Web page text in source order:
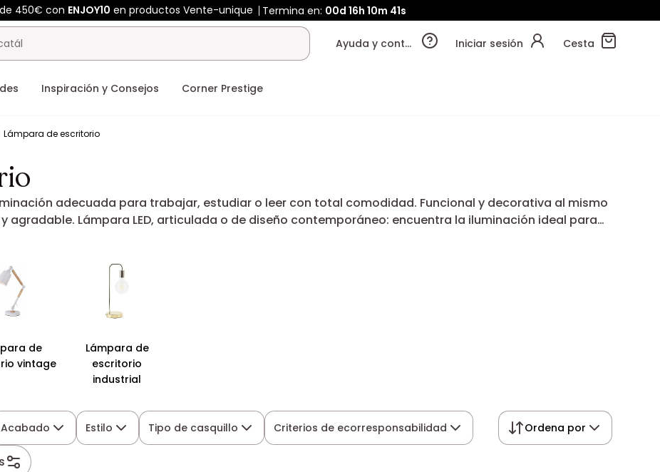
450€ con ENJOY10en productos Vente-unique Termina en: 00d 16h 10m 40s
Ayuda y contacto Iniciar sesión Cesta
Inspiración y Consejos Corner Prestige
Lámpara de escritorio
adecuada para trabajar, estudiar o leer con total comodidad. Funcional y decorativa al mismo
Lámpara LED, articulada o de diseño contemporáneo: encuentra la iluminación ideal para
de
vintage
Lámpara de
escritorio
industrial
Acabado Estilo Tipo de casquillo Criterios de ecorresponsabilidad Ordena por